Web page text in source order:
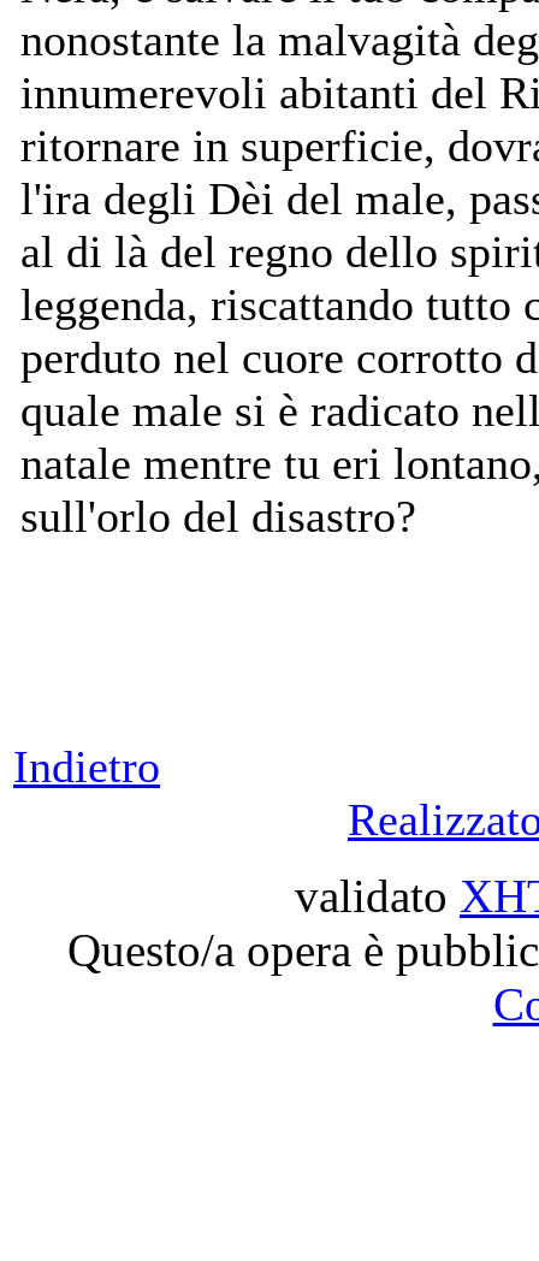
nonostante la malvagità
innumerevoli abitanti del
ritornare in superficie,
l'ira degli Dèi del male,
al di là del regno dello
leggenda, riscattando tutto
perduto nel cuore corrotto
quale male si è radicato
natale mentre tu eri
sull'orlo del disastro?
Indietro
validato
Questo/a opera è